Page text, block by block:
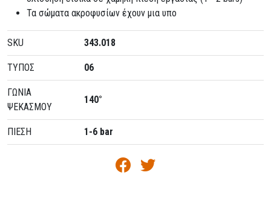
Τα σώματα ακροφυσίων έχουν μια υπο
SKU 343.018
ΤΥΠΟΣ 06
ΓΩΝΙΑ
ΨΕΚΑΣΜΟΥ
140°
ΠΙΕΣΗ 1-6 bar